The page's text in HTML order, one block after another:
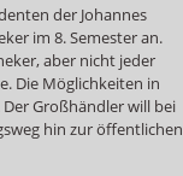
der Johannes
im 8. Semester an.
aber nicht jeder
Die Möglichkeiten in
Großhändler will bei
hin zur öffentlichen